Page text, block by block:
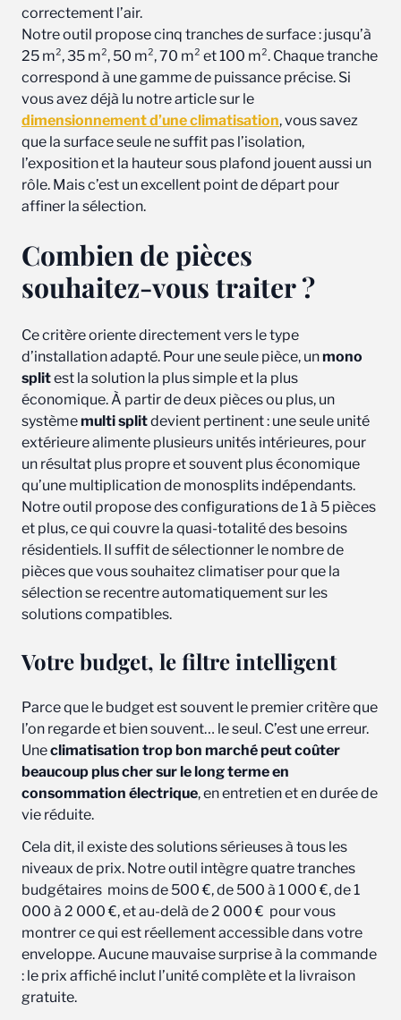
correctement l’air.
Notre outil propose cinq tranches de surface : jusqu’à
25 m², 35 m², 50 m², 70 m² et 100 m². Chaque tranche
correspond à une gamme de puissance précise. Si
vous avez déjà lu notre article sur le
dimensionnement d’une climatisation, vous savez
que la surface seule ne suffit pas l’isolation,
l’exposition et la hauteur sous plafond jouent aussi un
rôle. Mais c’est un excellent point de départ pour
affiner la sélection.
Combien de pièces
souhaitez-vous traiter ?
Ce critère oriente directement vers le type
d’installation adapté. Pour une seule pièce, unmono
splitest la solution la plus simple et la plus
économique. À partir de deux pièces ou plus, un
systèmemulti splitdevient pertinent : une seule unité
extérieure alimente plusieurs unités intérieures, pour
un résultat plus propre et souvent plus économique
qu’une multiplication de monosplits indépendants.
Notre outil propose des configurations de 1 à 5 pièces
et plus, ce qui couvre la quasi-totalité des besoins
résidentiels. Il suffit de sélectionner le nombre de
pièces que vous souhaitez climatiser pour que la
sélection se recentre automatiquement sur les
solutions compatibles.
Votre budget, le filtre intelligent
Parce que le budget est souvent le premier critère que
l’on regarde et bien souvent… le seul. C’est une erreur.
Uneclimatisation trop bon marché peut coûter
beaucoup plus cher sur le long terme en
consommation électrique, en entretien et en durée de
vie réduite.
Cela dit, il existe des solutions sérieuses à tous les
niveaux de prix. Notre outil intègre quatre tranches
budgétaires moins de 500 €, de 500 à 1 000 €, de 1
000 à 2 000 €, et au-delà de 2 000 € pour vous
montrer ce qui est réellement accessible dans votre
enveloppe. Aucune mauvaise surprise à la commande
: le prix affiché inclut l’unité complète et la livraison
gratuite.